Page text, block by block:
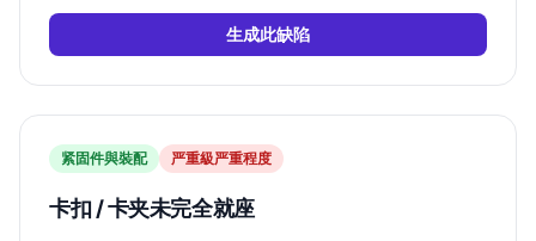
生成此缺陷
紧固件與裝配 严重級严重程度
卡扣 / 卡夹未完全就座